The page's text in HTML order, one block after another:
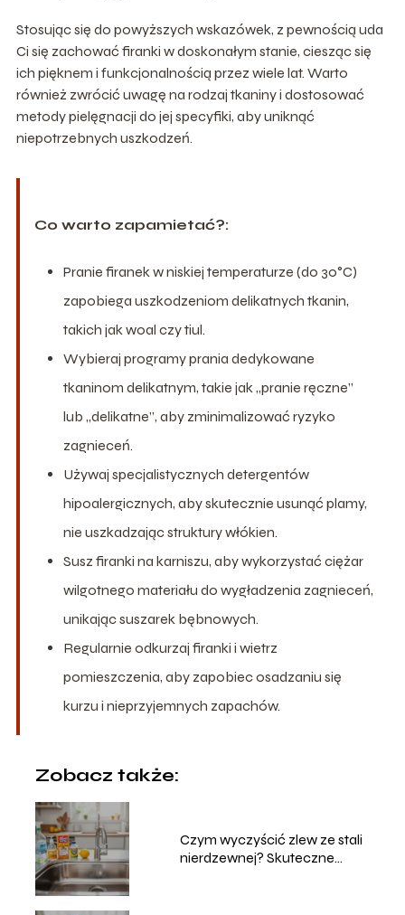
Stosując się do powyższych wskazówek, z pewnością uda
Ci się zachować firanki w doskonałym stanie, ciesząc się
ich pięknem i funkcjonalnością przez wiele lat. Warto
również zwrócić uwagę na rodzaj tkaniny i dostosować
metody pielęgnacji do jej specyfiki, aby uniknąć
niepotrzebnych uszkodzeń.
Co warto zapamietać?:
Pranie firanek w niskiej temperaturze (do 30°C)
zapobiega uszkodzeniom delikatnych tkanin,
takich jak woal czy tiul.
Wybieraj programy prania dedykowane
tkaninom delikatnym, takie jak „pranie ręczne”
lub „delikatne”, aby zminimalizować ryzyko
zagnieceń.
Używaj specjalistycznych detergentów
hipoalergicznych, aby skutecznie usunąć plamy,
nie uszkadzając struktury włókien.
Susz firanki na karniszu, aby wykorzystać ciężar
wilgotnego materiału do wygładzenia zagnieceń,
unikając suszarek bębnowych.
Regularnie odkurzaj firanki i wietrz
pomieszczenia, aby zapobiec osadzaniu się
kurzu i nieprzyjemnych zapachów.
Zobacz także:
Czym wyczyścić zlew ze stali
nierdzewnej? Skuteczne